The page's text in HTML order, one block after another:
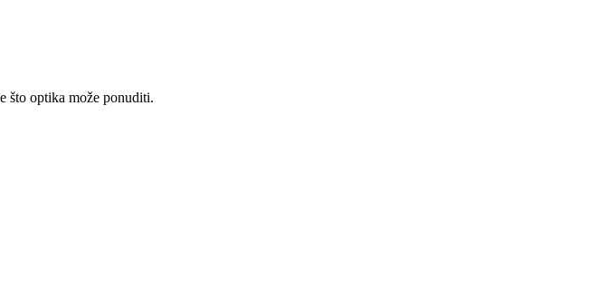
što optika može ponuditi.